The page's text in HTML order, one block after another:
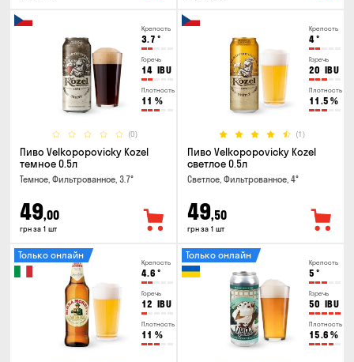
Крепость
3.7 °
Горечь
14 IBU
Плотность
11 %
(0)
Пиво Velkopopovicky Kozel
темное 0.5л
Темное, Фильтрованное, 3.7°
49,00
грн за 1 шт
Крепость
4°
Горечь
20 IBU
Плотность
11.5 %
(1)
Пиво Velkopopovicky Kozel
светлое 0.5л
Светлое, Фильтрованное, 4°
49,50
грн за 1 шт
Крепость
4.6 °
Горечь
12 IBU
Плотность
11 %
Только онлайн
Крепость
5 °
Горечь
50 IBU
Плотность
15.6 %
Только онлайн